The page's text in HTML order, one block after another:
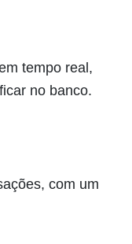
tempo real,
no banco.
com um